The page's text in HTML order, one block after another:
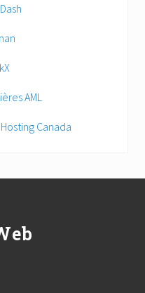
AML
Canada